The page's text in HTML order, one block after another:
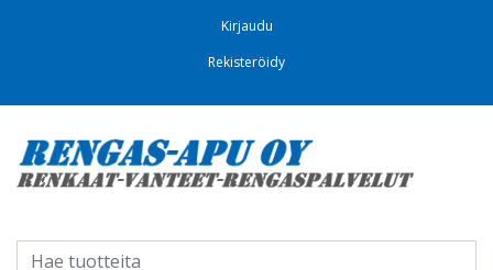
Kirjaudu
Rekisteröidy